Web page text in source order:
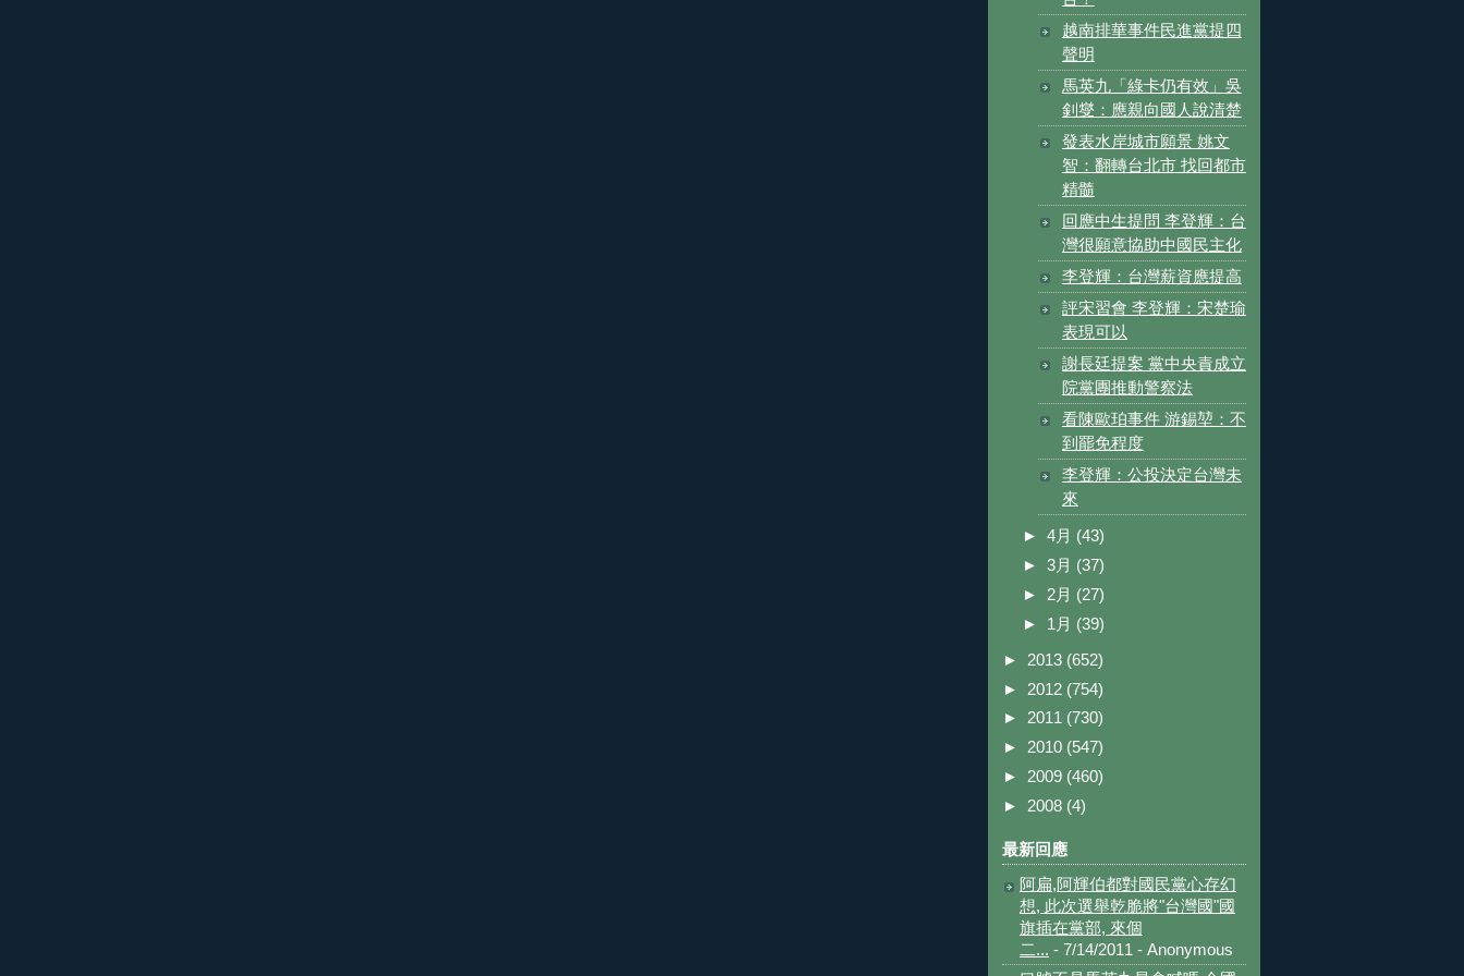
越南排華事件民進黨提四
聲明
馬英九「綠卡仍有效」吳
釗燮：應親向國人說清楚
發表水岸城市願景 姚文
智：翻轉台北市 找回都市
精髓
回應中生提問 李登輝：台
灣很願意協助中國民主化
李登輝：台灣薪資應提高
評宋習會 李登輝：宋楚瑜
表現可以
謝長廷提案 黨中央責成立
院黨團推動警察法
看陳歐珀事件 游錫堃：不
到罷免程度
李登輝：公投決定台灣未
來
► 4月 (43)
► 3月 (37)
► 2月 (27)
► 1月 (39)
► 2013 (652)
► 2012 (754)
► 2011 (730)
► 2010 (547)
► 2009 (460)
► 2008 (4)
最新回應
阿扁,阿輝伯都對國民黨心存幻
想, 此次選舉乾脆將"台灣國"國
旗插在黨部, 來個
二... - 7/14/2011 - Anonymous